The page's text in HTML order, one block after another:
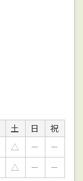
土 日
祝
△ －
－
△ －
－